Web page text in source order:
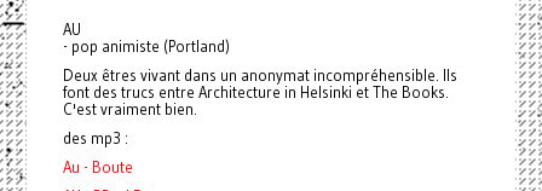
AU
- pop animiste (Portland)
Deux êtres vivant dans un anonymat incompréhensible. Ils
font des trucs entre Architecture in Helsinki et The Books.
C'est vraiment bien.
des mp3 :
Au - Boute